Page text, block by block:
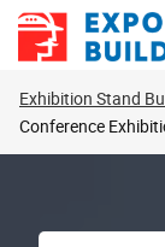
Перейти
Exhibition Stand
Conference